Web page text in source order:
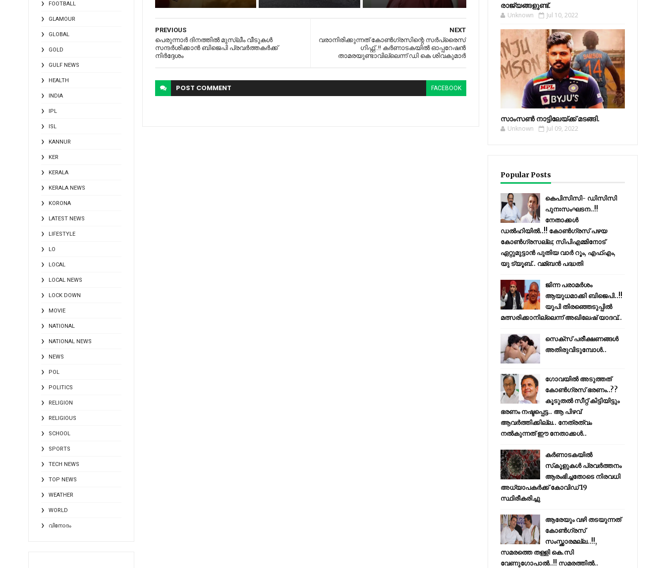
FOOTBALL
GLAMOUR
GLOBAL
GOLD
GULF NEWS
HEALTH
INDIA
IPL
ISL
KANNUR
KER
KERALA
KERALA NEWS
KORONA
LATEST NEWS
LIFESTYLE
LO
LOCAL
LOCAL NEWS
LOCK DOWN
MOVIE
NATIONAL
NATIONAL NEWS
NEWS
POL
POLITICS
RELIGION
RELIGIOUS
SCHOOL
SPORTS
TECH NEWS
TOP NEWS
WEATHER
WORLD
വിനോദം
NEXT
വരാനിരിക്കുന്നത് കോണ്‍ഗ്രസിന്റെ സര്‍പ്രൈസ്
ഗിഫ്റ്റ്..!! കര്‍ണാടകയില്‍ ഓപ്പറേഷന്‍
താമരയുണ്ടാവില്ലെന്ന് ഡി കെ ശിവകുമാര്‍
PREVIOUS
പെരുന്നാര്‍ ദിനത്തില്‍ മുസ്ലീം വീടുകള്‍
സന്ദര്‍ശിക്കാന്‍ ബിജെപി പ്രവര്‍ത്തകര്‍ക്ക്
നിര്‍ദ്ദേശം
POST COMMENT FACEBOOK
രാജ്യങ്ങളുണ്ട്.
Unknown Jul 10, 2022
സാംസണ്‍ നാട്ടിലേയ്‌ക്ക് മടങ്ങി.
Unknown Jul 09, 2022
Popular Posts
കെപിസിസി- ഡിസിസി
പുനഃസംഘടന..!!
നേതാക്കൾ
ഡൽഹിയിൽ..!! കോണ്‍ഗ്രസ് പഴയ
കോണ്‍ഗ്രസല്ല; സിപിഎമ്മിനോട്
ഏറ്റുമുട്ടാന്‍ പുതിയ വാര്‍ റൂം, എഫ്‌എം,
യു ട്യൂബ്.. വമ്ബന്‍ പദ്ധതി
ജിന്ന പരാമര്‍ശം
ആയുധമാക്കി ബിജെപി..!!
യുപി തിരഞ്ഞെടുപ്പില്‍
മത്സരിക്കാനില്ലെന്ന് അഖിലേഷ് യാദവ്..
സെക്സ് പരീക്ഷണങ്ങൾ
അതിരുവിടുമ്പോൾ..
ഗോവയിൽ അടുത്തത്
കോൺഗ്രസ് ഭരണം..??
കൂടുതൽ സീറ്റ് കിട്ടിയിട്ടും
ഭരണം നഷ്ടപ്പെട്ട.. ആ പിഴവ്
ആവർത്തിക്കില്ല.. നേത്രത്വം
നൽകുന്നത് ഈ നേതാക്കൾ..
കര്‍ണാടകയില്‍
സ്‌കൂളുകള്‍ പ്രവര്‍ത്തനം
ആരംഭിച്ചതോടെ നിരവധി
അധ്യാപകര്‍ക്ക് കോവിഡ് 19
സ്ഥിരീകരിച്ചു
ആരേയും വഴി തടയുന്നത്
കോണ്‍ഗ്രസ്
സംസ്ക്കാരമല്ല..!!,
സമരത്തെ തള്ളി കെ.സി
വേണുഗോപാൽ..!! സമരത്തിൽ..